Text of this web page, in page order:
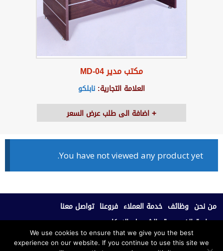
مكتب مدير MD-04
العلامة التجارية: نابلكو
اضافة الى طلب عرض السعر
You have not viewed any product yet.
من نحن وظائف خدمة العملاء فروعنا تواصل معنا
سياسة الخصوصية الشروط والاحكام
We use cookies to ensure that we give you the best
experience on our website. If you continue to use this site we